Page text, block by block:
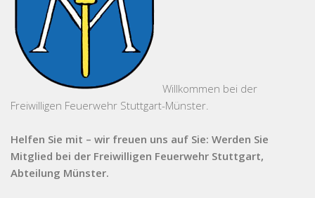
Willkommen bei der
Freiwilligen Feuerwehr Stuttgart-Münster.
Helfen Sie mit – wir freuen uns auf Sie: Werden Sie
Mitglied bei der Freiwilligen Feuerwehr Stuttgart,
Abteilung Münster.